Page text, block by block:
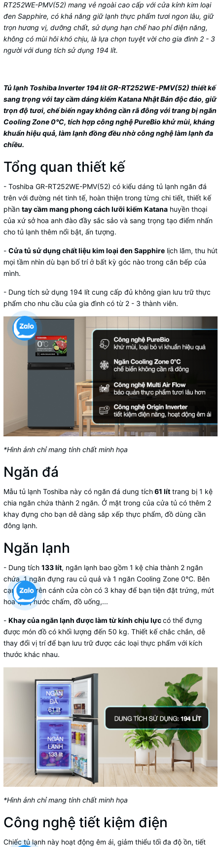
RT252WE-PMV(52) mang vẻ ngoài cao cấp với cửa kính kim loại
đen Sapphire, có khả năng giữ lạnh thực phẩm tươi ngon lâu, giữ
trọn hương vị, dưỡng chất, sử dụng hạn chế hao phí điện năng,
không có mùi hôi khó chịu, là lựa chọn tuyệt vời cho gia đình 2 - 3
người với dung tích sử dụng 194 lít.
Tủ lạnh Toshiba Inverter 194 lít GR-RT252WE-PMV(52) thiết kế
sang trọng với tay cầm dáng kiếm Katana Nhật Bản độc đáo, giữ
trọn độ tươi, chế biến ngay không cần rã đông với trang bị ngăn
Cooling Zone 0°C, tích hợp công nghệ PureBio khử mùi, kháng
khuẩn hiệu quả, làm lạnh đồng đều nhờ công nghệ làm lạnh đa
chiều.
Tổng quan thiết kế
- Toshiba GR-RT252WE-PMV(52) có kiểu dáng tủ lạnh ngăn đá
trên với đường nét tinh tế, hoàn thiện trong từng chi tiết, thiết kế
phần tay cầm mang phong cách lưỡi kiếm Katana huyền thoại
của xứ sở hoa anh đào đầy sắc sảo và sang trọng tạo điểm nhấn
cho tủ lạnh thêm nổi bật, ấn tượng.
- Cửa tủ sử dụng chất liệu kim loại đen Sapphire lịch lãm, thu hút
mọi tầm nhìn dù bạn bố trí ở bất kỳ góc nào trong căn bếp của
mình.
- Dung tích sử dụng 194 lít cung cấp đủ không gian lưu trữ thực
phẩm cho nhu cầu của gia đình có từ 2 - 3 thành viên.
*Hình ảnh chỉ mang tính chất minh họa
Ngăn đá
Mẫu tủ lạnh Toshiba này có ngăn đá dung tích61 lít trang bị 1 kệ
chia ngăn chứa thành 2 ngăn. Ở mặt trong của cửa tủ có thêm 2
khay đựng cho bạn dễ dàng sắp xếp thực phẩm, đồ dùng cần
đông lạnh.
Ngăn lạnh
- Dung tích 133 lít, ngăn lạnh bao gồm 1 kệ chia thành 2 ngăn
chứa, 1 ngăn đựng rau củ quả và 1 ngăn Cooling Zone 0°C. Bên
cạnh đó, trên cánh cửa còn có 3 khay để bạn tiện đặt trứng, mứt
hoa quả, nước chấm, đồ uống,...
- Khay của ngăn lạnh được làm từ kính chịu lựccó thể đựng
được món đồ có khối lượng đến 50 kg. Thiết kế chắc chắn, dễ
thay đổi vị trí để bạn lưu trữ được các loại thực phẩm với kích
thước khác nhau.
*Hình ảnh chỉ mang tính chất minh họa
Công nghệ tiết kiệm điện
Chiếc tủ lạnh này hoạt động êm ái, giảm thiểu tối đa độ ồn, tiết